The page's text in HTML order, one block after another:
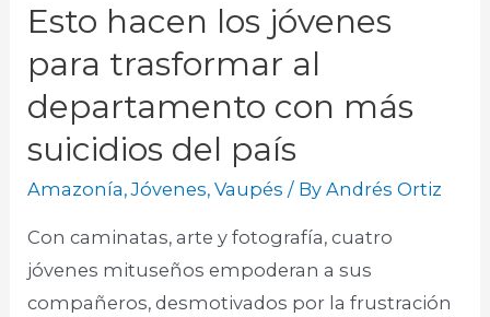
Esto hacen los jóvenes
para trasformar al
departamento con más
suicidios del país
Amazonía,Jóvenes,Vaupés / ByAndrés Ortiz
Con caminatas, arte y fotografía, cuatro
jóvenes mituseños empoderan a sus
compañeros, desmotivados por la frustración